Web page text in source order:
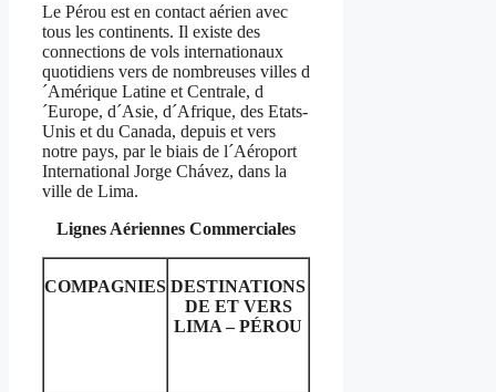
Le Pérou est en contact aérien avec
tous les continents. Il existe des
connections de vols internationaux
quotidiens vers de nombreuses villes d
´Amérique Latine et Centrale, d
´Europe, d´Asie, d´Afrique, des Etats-
Unis et du Canada, depuis et vers
notre pays, par le biais de l´Aéroport
International Jorge Chávez, dans la
ville de Lima.
Lignes Aériennes Commerciales
COMPAGNIES DESTINATIONS
DE ET VERS
LIMA – PÉROU